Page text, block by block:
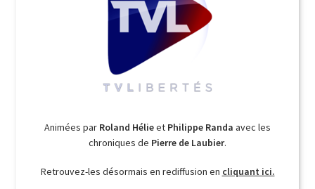
Animées par Roland Hélieet Philippe Randa avec les
chroniques de Pierre de Laubier.
Retrouvez-les désormais en rediffusion en cliquant ici.